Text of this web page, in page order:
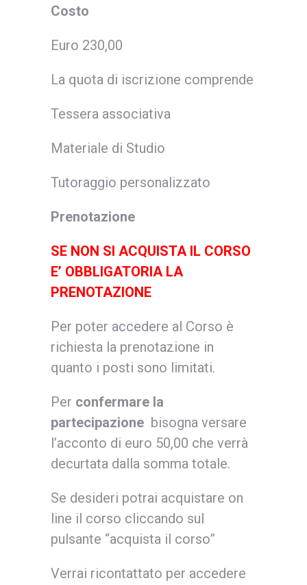
Costo
Euro 230,00
La quota di iscrizione comprende
Tessera associativa
Materiale di Studio
Tutoraggio personalizzato
Prenotazione
SE NON SI ACQUISTA IL CORSO
E’ OBBLIGATORIA LA
PRENOTAZIONE
Per poter accedere al Corso è
richiesta la prenotazione in
quanto i posti sono limitati.
Per confermare la
partecipazione bisogna versare
l’acconto di euro 50,00 che verrà
decurtata dalla somma totale.
Se desideri potrai acquistare on
line il corso cliccando sul
pulsante “acquista il corso”
Verrai ricontattato per accedere